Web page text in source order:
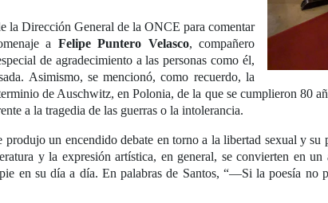
la Dirección General de la ONCE para comentar
a Felipe Puntero Velasco, compañero
de agradecimiento a las personas como él,
Asimismo, se mencionó, como recuerdo, la
de Auschwitz, en Polonia, de la que se cumplieron 80
a la tragedia de las guerras o la intolerancia.
un encendido debate en torno a la libertad sexual y
y la expresión artística, en general, se convierten en
en su día a día. En palabras de Santos, “—Si la poesía no